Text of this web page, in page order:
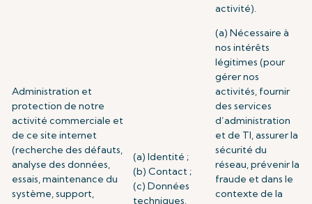
activité).
Administration et
protection de notre
activité commerciale et
de ce site internet
(recherche des défauts,
analyse des données,
essais, maintenance du
système, support,
(a) Identité ;
(b) Contact ;
(c) Données
techniques.
(a) Nécessaire à
nos intérêts
légitimes (pour
gérer nos
activités, fournir
des services
d’administration
et de TI, assurer la
sécurité du
réseau, prévenir la
fraude et dans le
contexte de la